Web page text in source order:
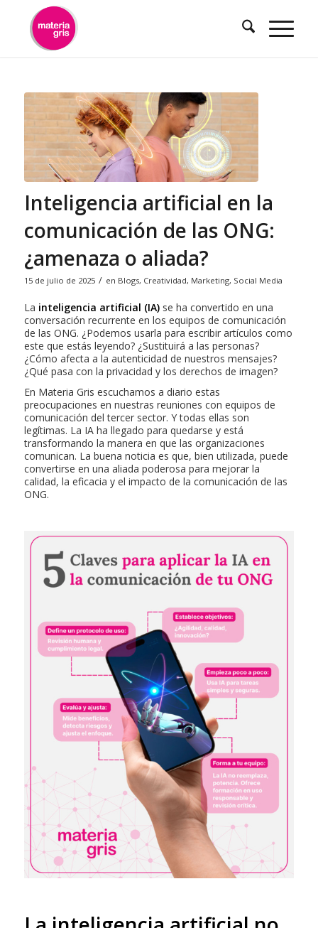
contenido
Inteligencia artificial en la
comunicación de las ONG:
¿amenaza o aliada?
15 de julio de 2025 / en Blogs, Creatividad, Marketing, Social Media
La inteligencia artificial (IA)se ha convertido en una
conversación recurrente en los equipos de comunicación
de las ONG. ¿Podemos usarla para escribir artículos como
este que estás leyendo? ¿Sustituirá a las personas?
¿Cómo afecta a la autenticidad de nuestros mensajes?
¿Qué pasa con la privacidad y los derechos de imagen?
En Materia Gris escuchamos a diario estas
preocupaciones en nuestras reuniones con equipos de
comunicación del tercer sector. Y todas ellas son
legítimas. La IA ha llegado para quedarse y está
transformando la manera en que las organizaciones
comunican. La buena noticia es que, bien utilizada, puede
convertirse en una aliada poderosa para mejorar la
calidad, la eficacia y el impacto de la comunicación de las
ONG.